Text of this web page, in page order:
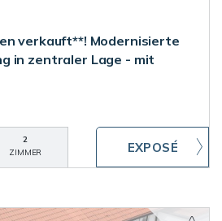
verkauft**! Modernisierte
in zentraler Lage - mit
2
ZIMMER